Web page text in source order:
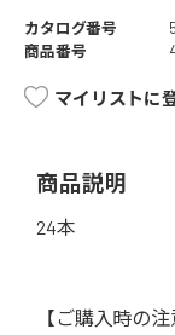
カタログ番号
商品番号
マイリストに
商品説明
24本
【ご購入時の